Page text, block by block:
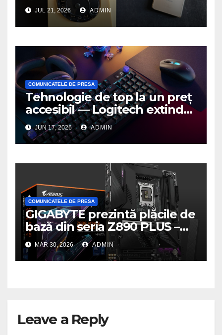
JUL 21, 2026 ADMIN
COMUNICATELE DE PRESA
Tehnologie de top la un preț
accesibil — Logitech extinde
seria G3 cu un nou mouse și
o nouă tastatură pentru
gaming pe PC
JUN 17, 2026 ADMIN
COMUNICATELE DE PRESA
GIGABYTE prezintă plăcile de
bază din seria Z890 PLUS –
performanță de ultimă
generație la un nou nivel
MAR 30, 2026 ADMIN
Leave a Reply